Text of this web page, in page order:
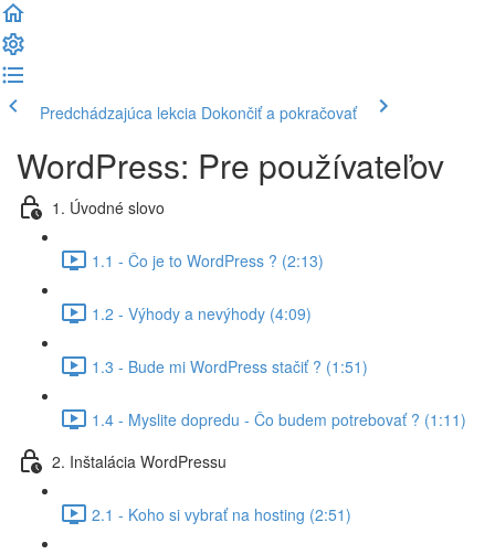
Predchádzajúca lekcia Dokončiť a pokračovať
WordPress: Pre používateľov
1. Úvodné slovo
1.1 - Čo je to WordPress ? (2:13)
1.2 - Výhody a nevýhody (4:09)
1.3 - Bude mi WordPress stačiť ? (1:51)
1.4 - Myslite dopredu - Čo budem potrebovať ? (1:11)
2. Inštalácia WordPressu
2.1 - Koho si vybrať na hosting (2:51)